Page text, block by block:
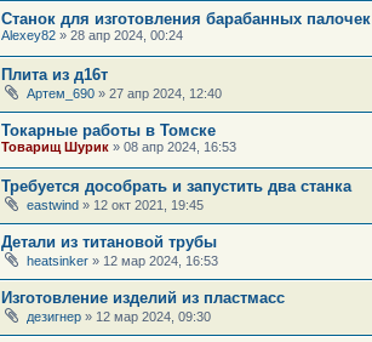
Станок для изготовления барабанных палочек
Alexey82 » 28 апр 2024, 00:24
Плита из д16т
Артем_690 » 27 апр 2024, 12:40
Токарные работы в Томске
Товарищ Шурик » 08 апр 2024, 16:53
Требуется дособрать и запустить два станка
eastwind » 12 окт 2021, 19:45
Детали из титановой трубы
heatsinker » 12 мар 2024, 16:53
Изготовление изделий из пластмасс
дезигнер » 12 мар 2024, 09:30